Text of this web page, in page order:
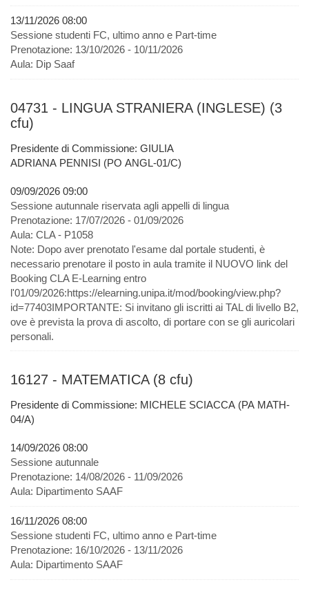
13/11/2026 08:00
Sessione studenti FC, ultimo anno e Part-time
Prenotazione: 13/10/2026 - 10/11/2026
Aula: Dip Saaf
04731 - LINGUA STRANIERA (INGLESE) (3
cfu)
Presidente di Commissione: GIULIA
ADRIANA PENNISI (PO ANGL-01/C)
09/09/2026 09:00
Sessione autunnale riservata agli appelli di lingua
Prenotazione: 17/07/2026 - 01/09/2026
Aula: CLA - P1058
Note: Dopo aver prenotato l'esame dal portale studenti, è
necessario prenotare il posto in aula tramite il NUOVO link del
Booking CLA E-Learning entro
l'01/09/2026:https://elearning.unipa.it/mod/booking/view.php?
id=77403IMPORTANTE: Si invitano gli iscritti ai TAL di livello B2,
ove è prevista la prova di ascolto, di portare con se gli auricolari
personali.
16127 - MATEMATICA (8 cfu)
Presidente di Commissione: MICHELE SCIACCA (PA MATH-
04/A)
14/09/2026 08:00
Sessione autunnale
Prenotazione: 14/08/2026 - 11/09/2026
Aula: Dipartimento SAAF
16/11/2026 08:00
Sessione studenti FC, ultimo anno e Part-time
Prenotazione: 16/10/2026 - 13/11/2026
Aula: Dipartimento SAAF